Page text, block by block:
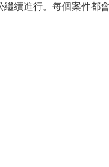
續進行。每個案件都